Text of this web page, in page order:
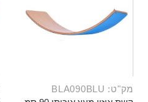
מק"ט: BLA090BLU